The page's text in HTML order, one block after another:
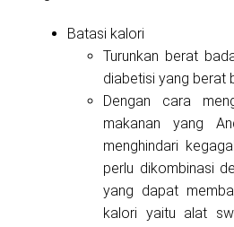
Batasi kalori
Turunkan berat
diabetisi yang berat
Dengan cara
makanan yang
menghindari
perlu dikombinasi
yang dapat
kalori yaitu alat